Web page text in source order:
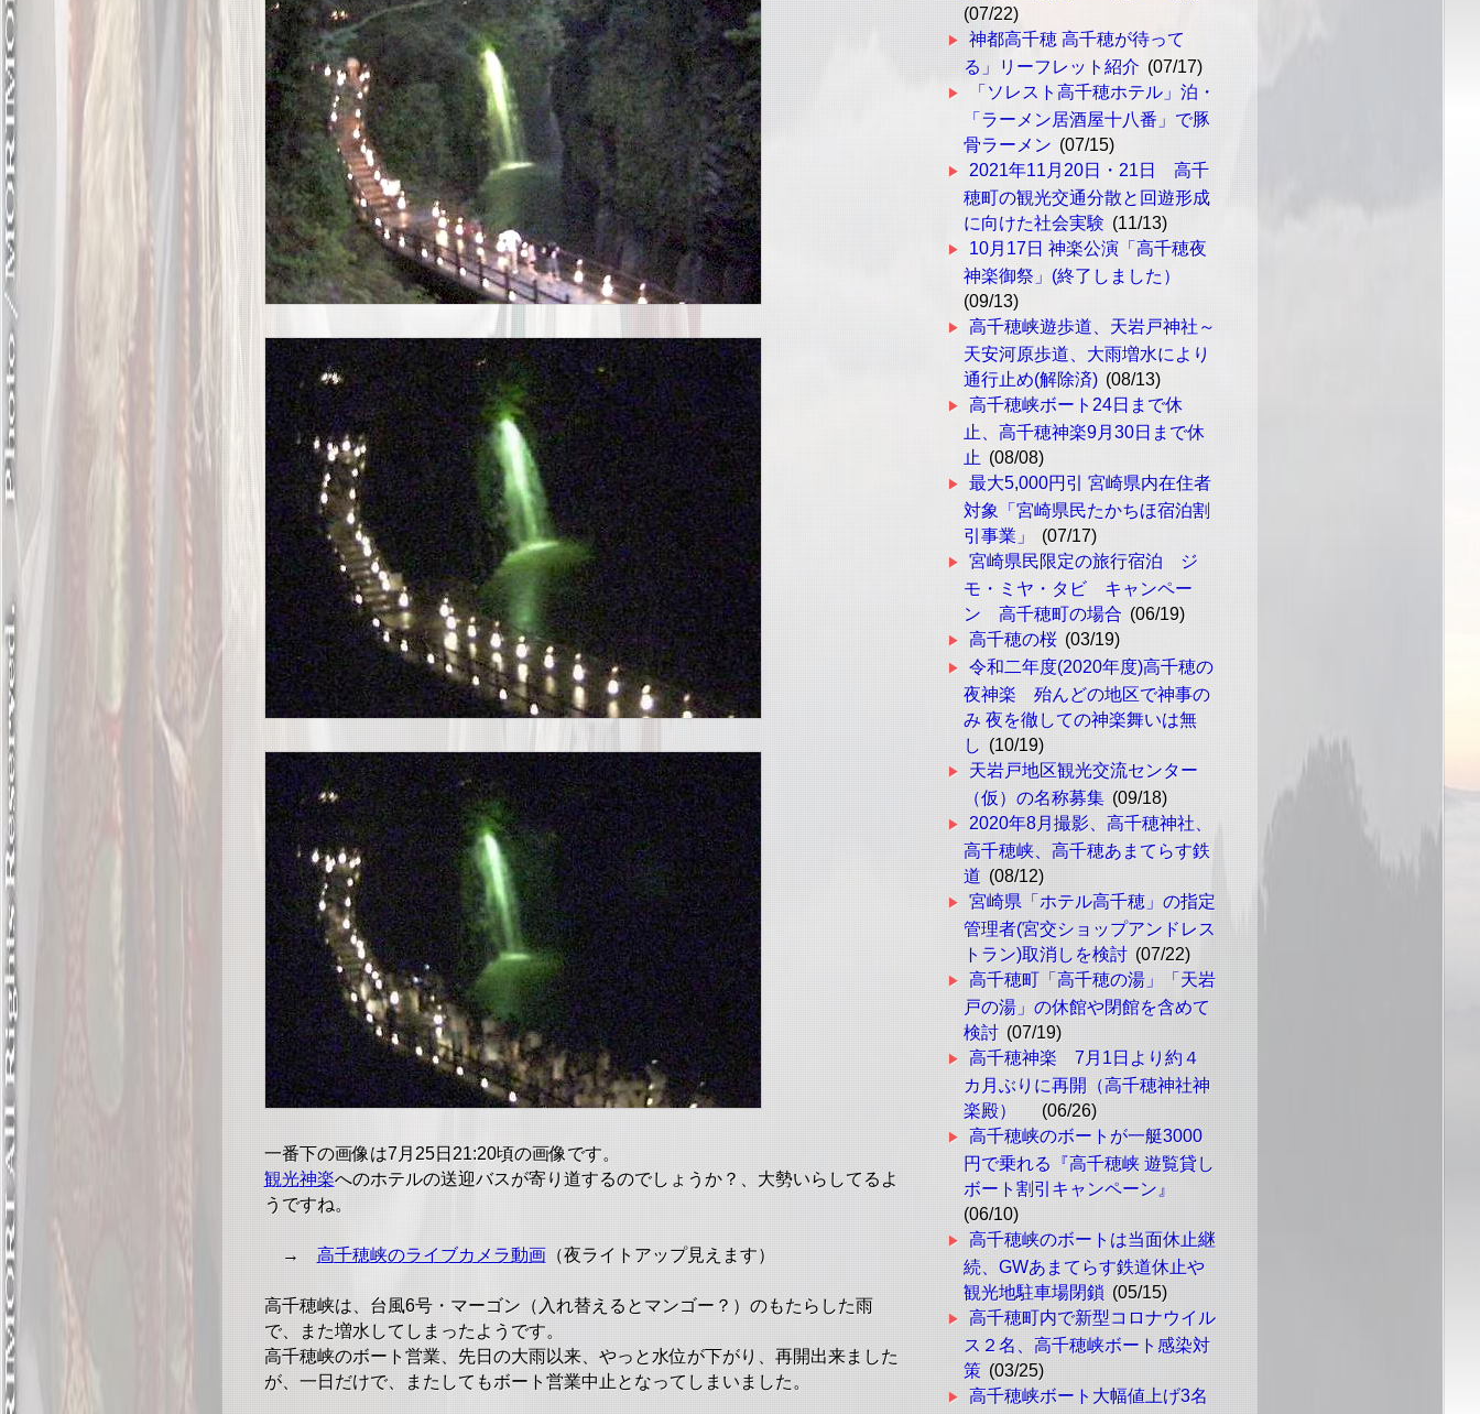
一番下の画像は7月25日21:20頃の画像です。
観光神楽へのホテルの送迎バスが寄り道するのでしょうか？、大勢いらしてるよ
うですね。
→ 高千穂峡のライブカメラ動画（夜ライトアップ見えます）
高千穂峡は、台風6号・マーゴン（入れ替えるとマンゴー？）のもたらした雨
で、また増水してしまったようです。
高千穂峡のボート営業、先日の大雨以来、やっと水位が下がり、再開出来ました
が、一日だけで、またしてもボート営業中止となってしまいました。
(07/22)
神都高千穂 高千穂が待って
る」リーフレット紹介 (07/17)
「ソレスト高千穂ホテル」泊・
「ラーメン居酒屋十八番」で豚
骨ラーメン (07/15)
2021年11月20日・21日 高千
穂町の観光交通分散と回遊形成
に向けた社会実験 (11/13)
10月17日 神楽公演「高千穂夜
神楽御祭」(終了しました）
(09/13)
高千穂峡遊歩道、天岩戸神社～
天安河原歩道、大雨増水により
通行止め(解除済) (08/13)
高千穂峡ボート24日まで休
止、高千穂神楽9月30日まで休
止 (08/08)
最大5,000円引 宮崎県内在住者
対象「宮崎県民たかちほ宿泊割
引事業」
(07/17)
宮崎県民限定の旅行宿泊 ジ
モ・ミヤ・タビ キャンペー
ン 高千穂町の場合 (06/19)
高千穂の桜 (03/19)
令和二年度(2020年度)高千穂の
夜神楽 殆んどの地区で神事の
み 夜を徹しての神楽舞いは無
し (10/19)
天岩戸地区観光交流センター
（仮）の名称募集 (09/18)
2020年8月撮影、高千穂神社、
高千穂峡、高千穂あまてらす鉄
道 (08/12)
宮崎県「ホテル高千穂」の指定
管理者(宮交ショップアンドレス
トラン)取消しを検討 (07/22)
高千穂町「高千穂の湯」「天岩
戸の湯」の休館や閉館を含めて
検討 (07/19)
高千穂神楽 7月1日より約４
カ月ぶりに再開（高千穂神社神
楽殿）
(06/26)
高千穂峡のボートが一艇3000
円で乗れる『高千穂峡 遊覧貸し
ボート割引キャンペーン』
(06/10)
高千穂峡のボートは当面休止継
続、GWあまてらす鉄道休止や
観光地駐車場閉鎖 (05/15)
高千穂町内で新型コロナウイル
ス２名、高千穂峡ボート感染対
策 (03/25)
高千穂峡ボート大幅値上げ3名